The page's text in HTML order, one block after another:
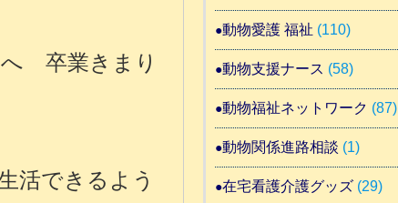
卒業きまり
活できるよう
動物愛護 福祉 (110)
動物支援ナース (58)
動物福祉ネットワーク (87)
動物関係進路相談 (1)
在宅看護介護グッズ(29)